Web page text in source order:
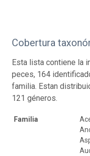
Cobertura
Esta lista contiene la
peces, 164
familia. Estan
121 géneros.
Familia